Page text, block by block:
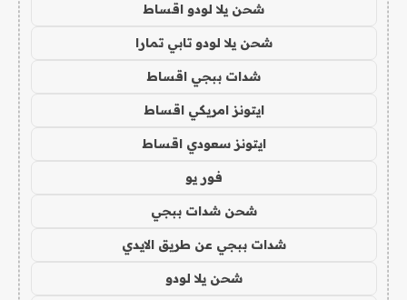
شحن يلا لودو اقساط
شحن يلا لودو تابي تمارا
شدات ببجي اقساط
ايتونز امريكي اقساط
ايتونز سعودي اقساط
فور يو
شحن شدات ببجي
شدات ببجي عن طريق الايدي
شحن يلا لودو